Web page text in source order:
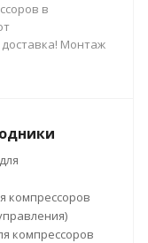
в
Монтаж
компрессоров
компрессоров